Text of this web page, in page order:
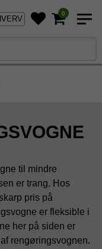
0
til mindre
er trang. Hos
pris på
er fleksible i
her på siden er
rengøringsvognen.